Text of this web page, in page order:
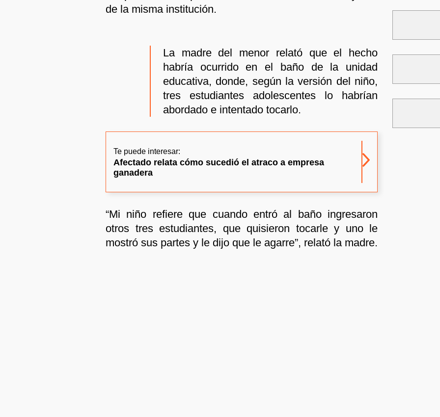
de la misma institución.
La madre del menor relató que el hecho
habría ocurrido en el baño de la unidad
educativa, donde, según la versión del niño,
tres estudiantes adolescentes lo habrían
abordado e intentado tocarlo.
Te puede interesar:
Afectado relata cómo sucedió el atraco a empresa
ganadera
“Mi niño refiere que cuando entró al baño ingresaron
otros tres estudiantes, que quisieron tocarle y uno le
mostró sus partes y le dijo que le agarre”, relató la madre.